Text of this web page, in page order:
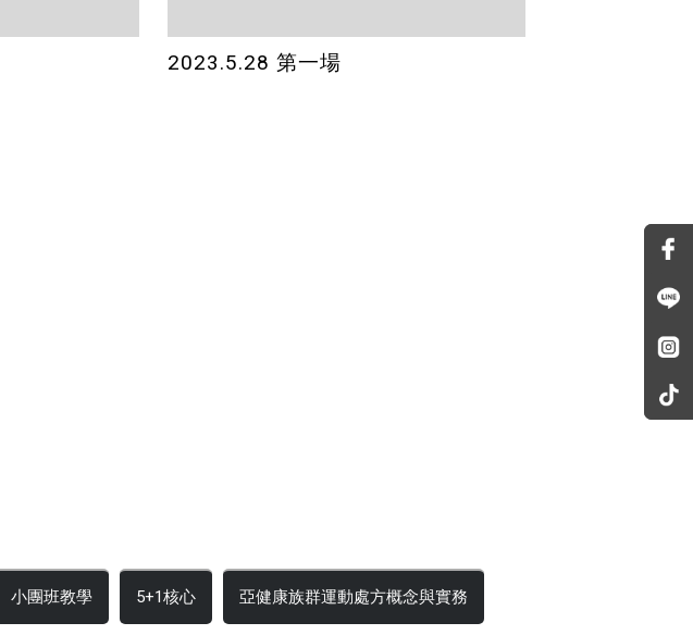
2023.5.28 第一場
小團班教學 5+1核心 亞健康族群運動處方概念與實務